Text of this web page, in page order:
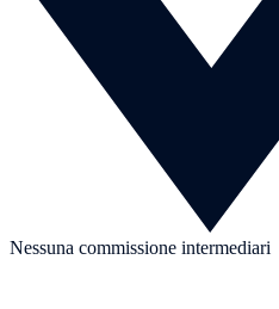
Nessuna commissione intermediari